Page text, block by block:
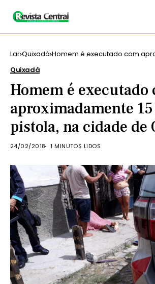
Lar Quixadá Homem é executado com
Quixadá
Homem é executado
aproximadamente
pistola, na cidade de
24/02/2018 1 MINUTOS LIDOS